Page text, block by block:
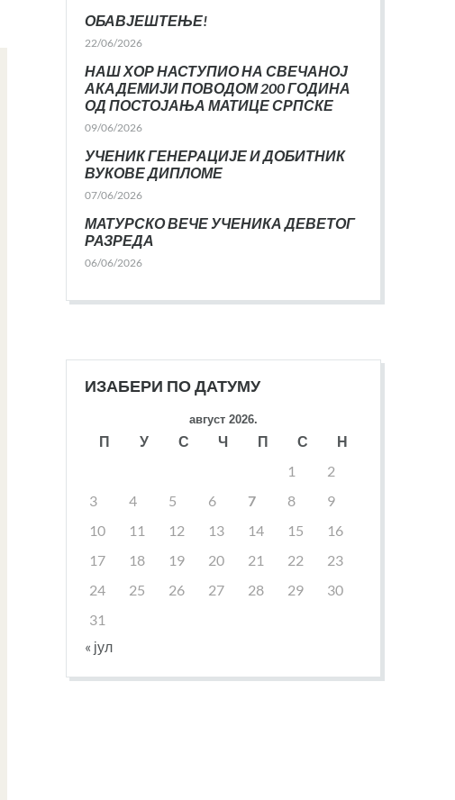
ОБАВЈЕШТЕЊЕ!
22/06/2026
НАШ ХОР НАСТУПИО НА СВЕЧАНОЈ
АКАДЕМИЈИ ПОВОДОМ 200 ГОДИНА
ОД ПОСТОЈАЊА МАТИЦЕ СРПСКЕ
09/06/2026
УЧЕНИК ГЕНЕРАЦИЈЕ И ДОБИТНИК
ВУКОВЕ ДИПЛОМЕ
07/06/2026
МАТУРСКО ВЕЧЕ УЧЕНИКА ДЕВЕТОГ
РАЗРЕДА
06/06/2026
ИЗАБЕРИ ПО ДАТУМУ
август 2026.
П У С Ч П С
Н
1
2
3
4 5 6 7 8
9
10
11 12 13 14 15
16
17
18 19 20 21 22
23
24
25 26 27 28 29
30
31
« јул